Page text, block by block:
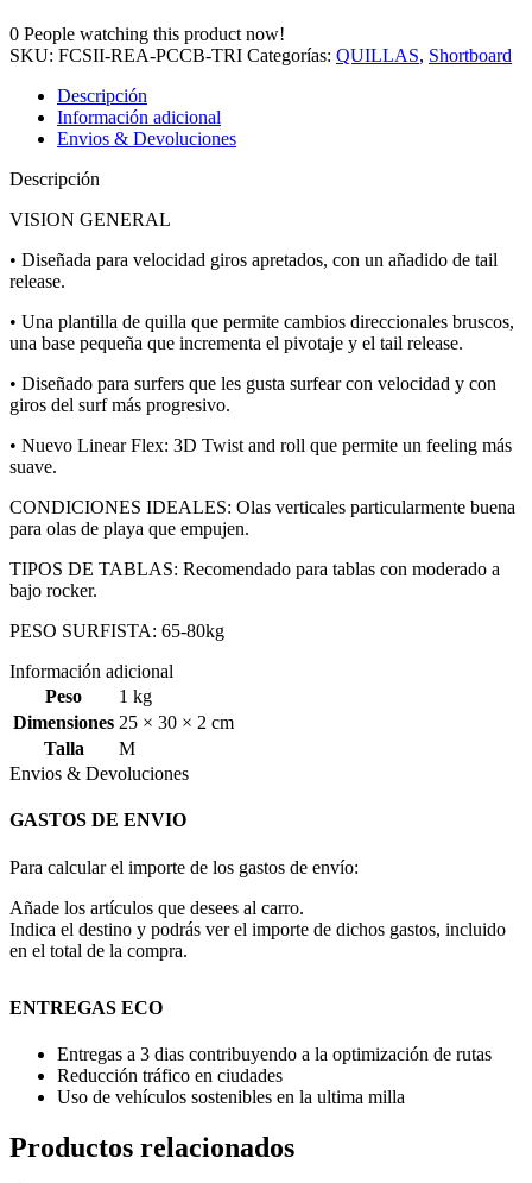
0 People watching this product now!
SKU: FCSII-REA-PCCB-TRI Categorías: QUILLAS, Shortboard
Descripción
Información adicional
Envios & Devoluciones
Descripción
VISION GENERAL
• Diseñada para velocidad giros apretados, con un añadido de tail
release.
• Una plantilla de quilla que permite cambios direccionales bruscos,
una base pequeña que incrementa el pivotaje y el tail release.
• Diseñado para surfers que les gusta surfear con velocidad y con
giros del surf más progresivo.
• Nuevo Linear Flex: 3D Twist and roll que permite un feeling más
suave.
CONDICIONES IDEALES: Olas verticales particularmente buena
para olas de playa que empujen.
TIPOS DE TABLAS: Recomendado para tablas con moderado a
bajo rocker.
PESO SURFISTA: 65-80kg
Información adicional
Peso
1 kg
Dimensiones 25 × 30 × 2 cm
Talla
M
Envios & Devoluciones
GASTOS DE ENVIO
Para calcular el importe de los gastos de envío:
Añade los artículos que desees al carro.
Indica el destino y podrás ver el importe de dichos gastos, incluido
en el total de la compra.
ENTREGAS ECO
Entregas a 3 dias contribuyendo a la optimización de rutas
Reducción tráfico en ciudades
Uso de vehículos sostenibles en la ultima milla
Productos relacionados